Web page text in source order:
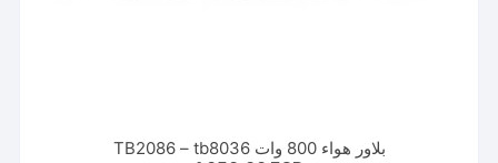
بلاور هواء 800 وات TB2086 – tb8036